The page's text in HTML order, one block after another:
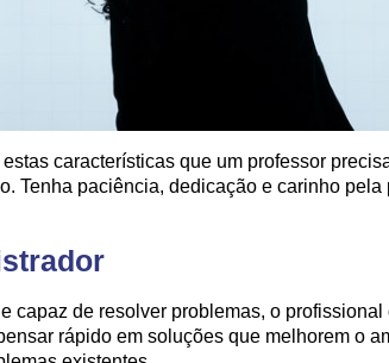
características que um professor
Tenha paciência, dedicação e carinho pela
capaz de resolver problemas, o
rápido em soluções que melhorem o